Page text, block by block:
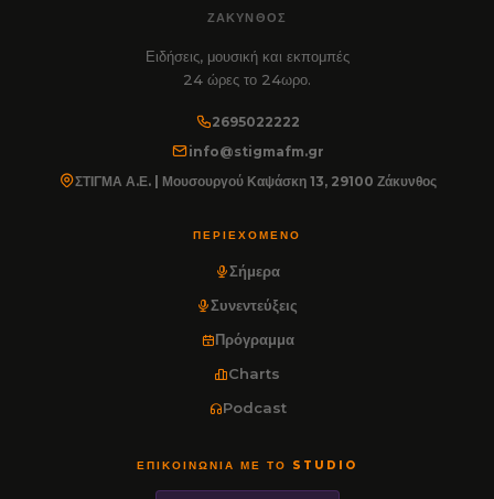
ΖΆΚΥΝΘΟΣ
Ειδήσεις, μουσική και εκπομπές
24 ώρες το 24ωρο.
2695022222
info@stigmafm.gr
ΣΤΙΓΜΑ Α.Ε. | Μουσουργού Καψάσκη 13, 29100 Ζάκυνθος
ΠΕΡΙΕΧΌΜΕΝΟ
Σήμερα
Συνεντεύξεις
Πρόγραμμα
Charts
Podcast
ΕΠΙΚΟΙΝΩΝΊΑ ΜΕ ΤΟ STUDIO